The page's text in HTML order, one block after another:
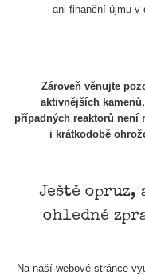
Měření
O nás
Podpořte nás
ani finanční újmu v
Zároveň věnujte
aktivnějších
případných reaktorů není
i krátkodobě
Ještě opruz,
ohledně
Na naší webové stránce